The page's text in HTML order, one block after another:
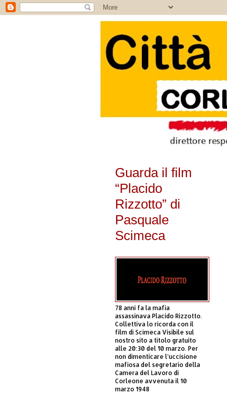
Guarda il film
“Placido
Rizzotto” di
Pasquale
Scimeca
78 anni fa la mafia
assassinava Placido Rizzotto.
Collettiva lo ricorda con il
film di Scimeca Visibile sul
nostro sito a titolo gratuito
alle 20:30 del 10 marzo. Per
non dimenticare l’uccisione
mafiosa del segretario della
Camera del Lavoro di
Corleone avvenuta il 10
marzo 1948